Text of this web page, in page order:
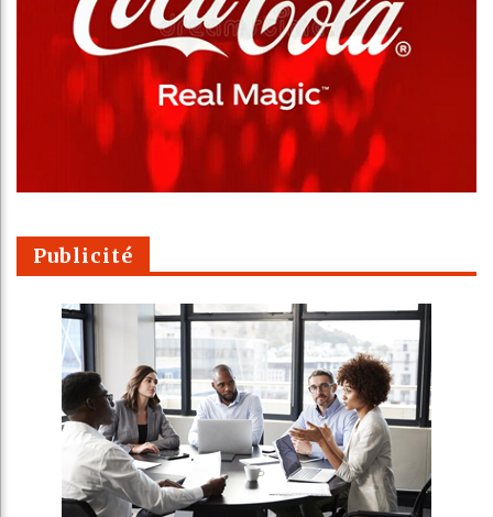
Publicité